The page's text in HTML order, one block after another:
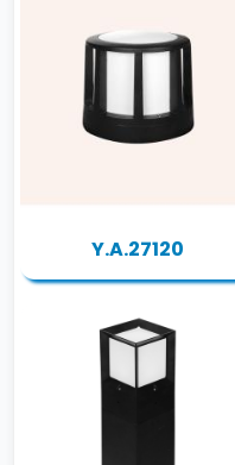
Y.A.27120